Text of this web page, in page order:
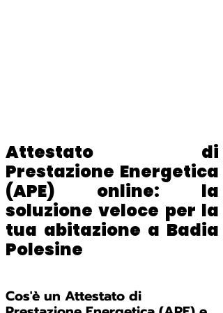
Attestato di
Prestazione Energetica
(APE) online: la
soluzione veloce per la
tua abitazione a Badia
Polesine
Cos'è un Attestato di